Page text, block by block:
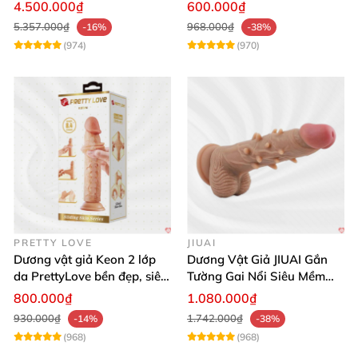
4.500.000₫
5.357.000₫
-16%
(974)
600.000₫
968.000₫
-38%
(970)
PRETTY LOVE
Dương vật giả Keon 2 lớp
da PrettyLove bền đẹp, siêu
mềm mại
800.000₫
930.000₫
-14%
(968)
JIUAI
Dương Vật Giả JIUAI Gắn
Tường Gai Nổi Siêu Mềm
Thoải Mái Mua Ngay
1.080.000₫
1.742.000₫
-38%
(968)